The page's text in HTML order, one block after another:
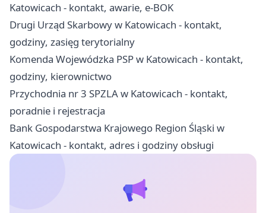
Katowicach - kontakt, awarie, e-BOK
Drugi Urząd Skarbowy w Katowicach - kontakt,
godziny, zasięg terytorialny
Komenda Wojewódzka PSP w Katowicach - kontakt,
godziny, kierownictwo
Przychodnia nr 3 SPZLA w Katowicach - kontakt,
poradnie i rejestracja
Bank Gospodarstwa Krajowego Region Śląski w
Katowicach - kontakt, adres i godziny obsługi